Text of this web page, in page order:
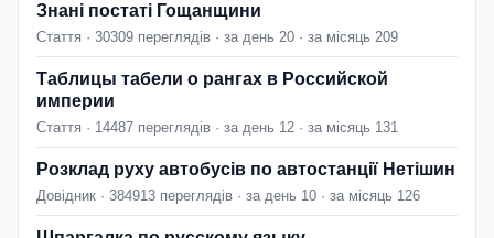
Знані постаті Гощанщини
Стаття · 30309 переглядів · за день 20 · за місяць 209
Таблицы табели о рангах в Российской
империи
Стаття · 14487 переглядів · за день 12 · за місяць 131
Розклад руху автобусів по автостанції Нетішин
Довідник · 384913 переглядів · за день 10 · за місяць 126